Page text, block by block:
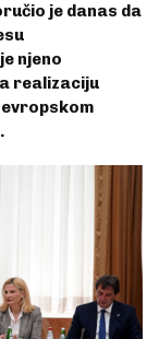
je danas da
njeno
realizaciju